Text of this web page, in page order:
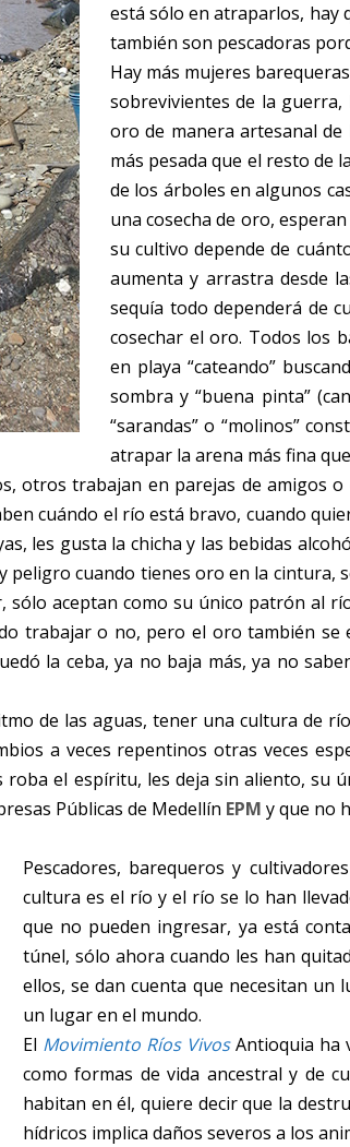
está sólo en atraparlos, hay
también son pescadoras
Hay más mujeres
sobrevivientes de la
oro de manera artesanal
más pesada que el resto de
de los árboles en algunos
una cosecha de oro,
su cultivo depende de
aumenta y arrastra desde
sequía todo dependerá de
cosechar el oro. Todos los
en playa “cateando”
sombra y “buena pinta”
“sarandas” o “molinos”
atrapar la arena más fina
otros trabajan en parejas de amigos
cuándo el río está bravo, cuando
les gusta la chicha y las bebidas
peligro cuando tienes oro en la
aceptan como su único patrón al
trabajar o no, pero el oro también se
la ceba, ya no baja más, ya no
de las aguas, tener una cultura de
a veces repentinos otras veces
el espíritu, les deja sin aliento, su
Públicas de Medellín EPM y que no
Pescadores, barequeros y
cultura es el río y el río se lo han
que no pueden ingresar, ya está
túnel, sólo ahora cuando les han
ellos, se dan cuenta que necesitan un
un lugar en el mundo.
El Movimiento Ríos VivosAntioquia ha
como formas de vida ancestral y de
habitan en él, quiere decir que la
hídricos implica daños severos a los